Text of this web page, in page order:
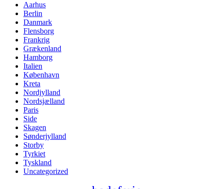
Aarhus
Berlin
Danmark
Flensborg
Frankrig
Grækenland
Hamborg
Italien
København
Kreta
Nordjylland
Nordsjælland
Paris
Side
Skagen
Sønderjylland
Storby
Tyrkiet
Tyskland
Uncategorized